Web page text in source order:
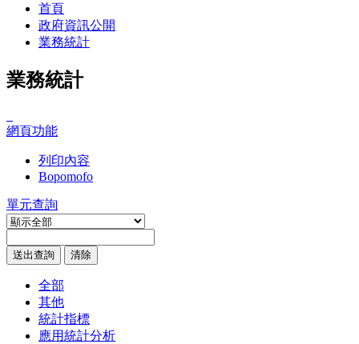
首頁
政府資訊公開
業務統計
業務統計
網頁功能
列印內容
Bopomofo
單元查詢
全部
其他
統計指標
應用統計分析